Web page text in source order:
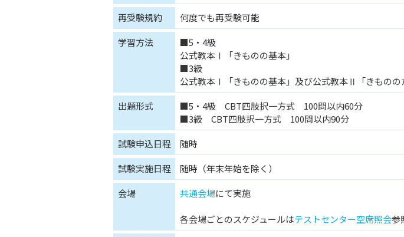
再受験規約
何度でも再受験可能
学習方法
■5・4級
公式教本Ⅰ「きものの基本」
■3級
公式教本Ⅰ「きものの基本」及び公式教本Ⅱ「きものの
出題形式
■5・4級 CBT四肢択一方式 100問以内60分
■3級 CBT四肢択一方式 100問以内90分
試験申込日程
随時
試験実施日程
随時（年末年始を除く）
会場
共通会場にて実施
各会場ごとのスケジュールはテストセンター空席照会参